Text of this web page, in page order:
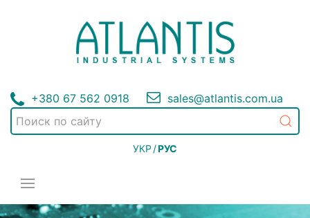
+380 67 562 0918 sales@atlantis.com.ua
УКР /РУС